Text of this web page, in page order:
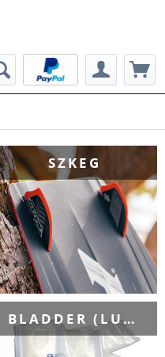
SZKEG
BLADDER (LUFI)